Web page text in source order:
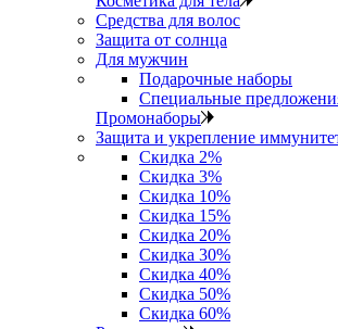
Средства для волос
Защита от солнца
Для мужчин
Подарочные наборы
Специальные
Промонаборы
Защита и укрепление
Скидка 2%
Скидка 3%
Скидка 10%
Скидка 15%
Скидка 20%
Скидка 30%
Скидка 40%
Скидка 50%
Скидка 60%